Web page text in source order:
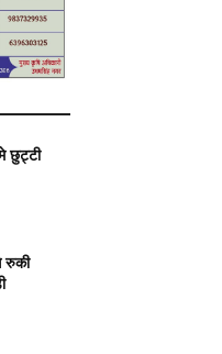
छुट्टी
रुकी